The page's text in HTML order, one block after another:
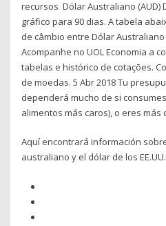
recursos Dólar Australiano (AUD)
gráfico para 90 dias. A tabela
de câmbio entre Dólar
Acompanhe no UOL Economia a
tabelas e histórico de cotações.
de moedas. 5 Abr 2018 Tu
dependerá mucho de si
alimentos más caros), o eres más
Aquí encontrará información
australiano y el dólar de los